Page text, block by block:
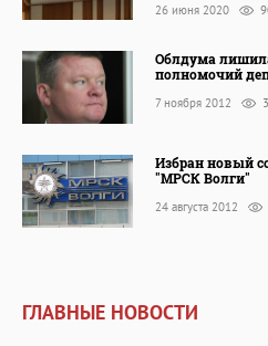
26 июня 2020
Облдума
полномочий
7 ноября 2012
Избран новый
"МРСК Волги"
24 августа 2012
ГЛАВНЫЕ НОВОСТИ